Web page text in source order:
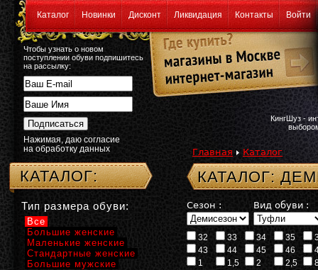
Каталог Новинки Дисконт Ликвидация Контакты Войти
Чтобы узнать о новом
поступлении обуви подпишитесь
на рассылку:
Нажимая, даю согласие
на обработку данных
КингШуз -
Главная Каталог
КАТАЛОГ:
Сезон : Вид обуви :
32 33 34 35
43
44 45 46
1
1,5 2 2,5
КАТАЛОГ:
Тип размера обуви:
Все
Большие женские
Маленькие женские
Стандартные женские
Большие мужские